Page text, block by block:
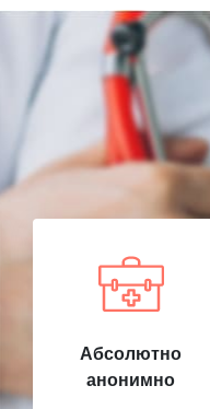
Абсолютно
анонимно